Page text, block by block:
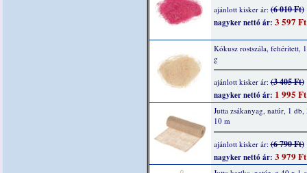
ajánlott kisker ár:(6 010 Ft)
nagyker nettó ár: 3 597 Ft
Kókusz rostszála, fehérített,
g
ajánlott kisker ár:(3 405 Ft)
nagyker nettó ár: 1 995 Ft
Jutta zsákanyag, natúr, 1
10 m
ajánlott kisker ár:(6 790 Ft)
nagyker nettó ár: 3 979 Ft